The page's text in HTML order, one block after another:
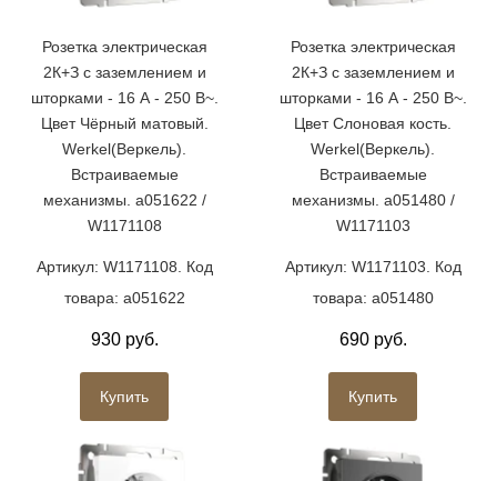
Розетка электрическая
2К+З с заземлением и
шторками - 16 А - 250 В~.
Цвет Чёрный матовый.
Werkel(Веркель).
Встраиваемые
механизмы. a051622 /
W1171108
Артикул: W1171108. Код
товара: a051622
930 руб.
Купить
Розетка электрическая
2К+З с заземлением и
шторками - 16 А - 250 В~.
Цвет Слоновая кость.
Werkel(Веркель).
Встраиваемые
механизмы. a051480 /
W1171103
Артикул: W1171103. Код
товара: a051480
690 руб.
Купить